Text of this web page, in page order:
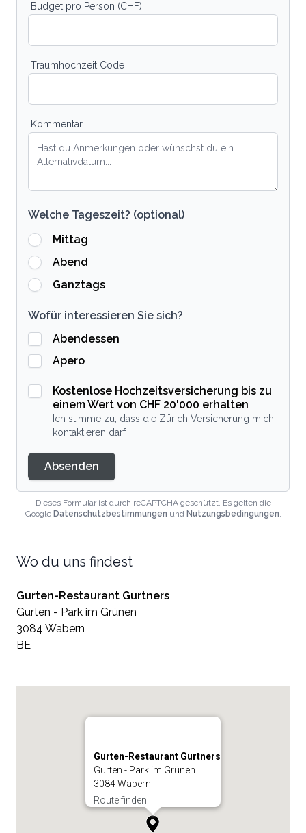
Budget pro Person (CHF)
Traumhochzeit Code
Kommentar
Welche Tageszeit? (optional)
Mittag
Abend
Ganztags
Wofür interessieren Sie sich?
Abendessen
Apero
Kostenlose Hochzeitsversicherung bis zu
einem Wert von CHF 20'000 erhalten
Ich stimme zu, dass die Zürich Versicherung mich
kontaktieren darf
Absenden
Dieses Formular ist durch reCAPTCHA geschützt. Es gelten die
Google Datenschutzbestimmungen und Nutzungsbedingungen.
Wo du uns findest
Gurten-Restaurant Gurtners
Gurten - Park im Grünen
3084 Wabern
BE
Gurten-Restaurant Gurtners
Gurten - Park im Grünen
3084 Wabern
Route finden